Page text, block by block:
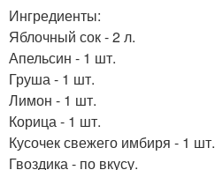
Ингредиенты:
Яблочный сок - 2 л.
Апельсин - 1 шт.
Груша - 1 шт.
Лимон - 1 шт.
Корица - 1 шт.
Кусочек свежего имбиря - 1 шт.
Гвоздика - по вкусу.